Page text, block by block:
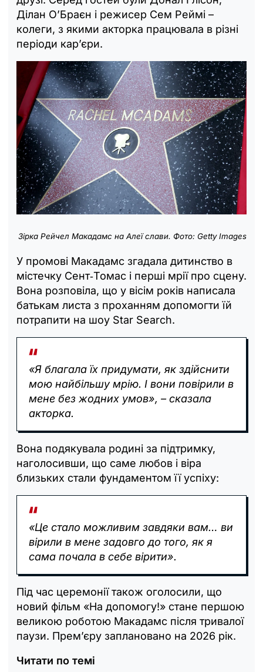
Ділан О’Браєн і режисер Сем Реймі –
колеги, з якими акторка працювала в різні
періоди кар’єри.
Зірка Рейчел Макадамс на Алеї слави. Фото: Getty Images
У промові Макадамс згадала дитинство в
містечку Сент‑Томас і перші мрії про сцену.
Вона розповіла, що у вісім років написала
батькам листа з проханням допомогти їй
потрапити на шоу Star Search.
«Я благала їх придумати, як здійснити
мою найбільшу мрію. І вони повірили в
мене без жодних умов», – сказала
акторка.
Вона подякувала родині за підтримку,
наголосивши, що саме любов і віра
близьких стали фундаментом її успіху:
«Це стало можливим завдяки вам… ви
вірили в мене задовго до того, як я
сама почала в себе вірити».
Під час церемонії також оголосили, що
новий фільм «На допомогу!» стане першою
великою роботою Макадамс після тривалої
паузи. Прем’єру заплановано на 2026 рік.
Читати по темі